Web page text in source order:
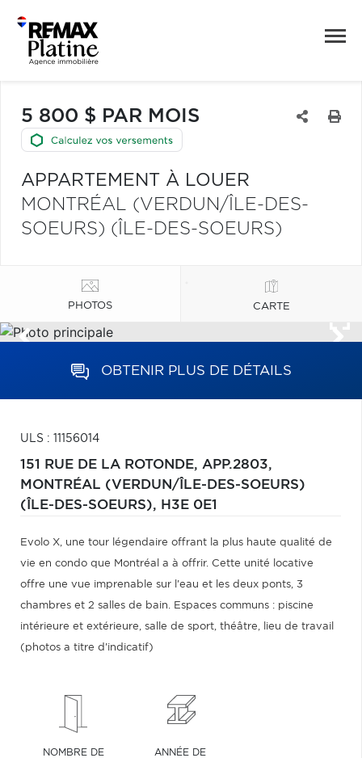
5 800 $ PAR MOIS
APPARTEMENT À LOUER
MONTRÉAL (VERDUN/ÎLE-DES-
SOEURS) (ÎLE-DES-SOEURS)
PHOTOS CARTE
OBTENIR PLUS DE DÉTAILS
ULS : 11156014
151 RUE DE LA ROTONDE, APP.2803,
MONTRÉAL (VERDUN/ÎLE-DES-SOEURS)
(ÎLE-DES-SOEURS), H3E 0E1
Evolo X, une tour légendaire offrant la plus haute qualité de
vie en condo que Montréal a à offrir. Cette unité locative
offre une vue imprenable sur l'eau et les deux ponts, 3
chambres et 2 salles de bain. Espaces communs : piscine
intérieure et extérieure, salle de sport, théâtre, lieu de travail
(photos a titre d'indicatif)
NOMBRE DE
ANNÉE DE